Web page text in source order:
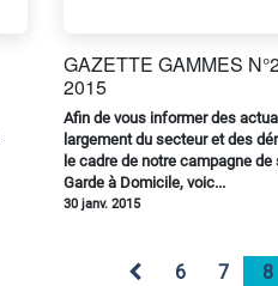
GAZETTE GAMMES
2015
Afin de vous informer des
largement du secteur et des
le cadre de notre campagne
Garde à Domicile, voic...
30 janv. 2015
6 7 8